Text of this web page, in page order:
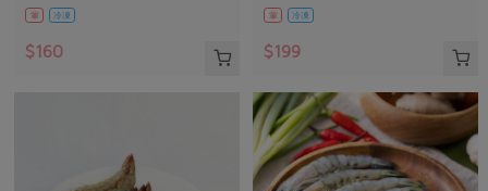
葷 冷凍
$160
葷 冷凍
$199